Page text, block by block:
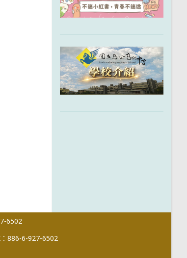
6502
：886-6-927-6502